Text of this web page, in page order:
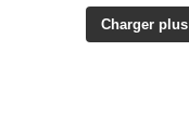
Charger plus